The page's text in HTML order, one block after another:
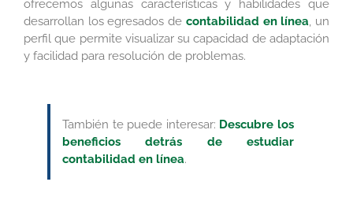
ofrecemos algunas características y habilidades que
desarrollan los egresados de contabilidad en línea, un
perfil que permite visualizar su capacidad de adaptación
y facilidad para resolución de problemas.
También te puede interesar: Descubre los
beneficios detrás de estudiar
contabilidad en línea.